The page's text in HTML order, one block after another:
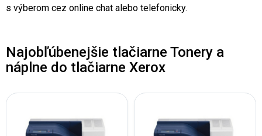
s výberom cez online chat alebo telefonicky.
Najobľúbenejšie tlačiarne Tonery a
náplne do tlačiarne Xerox